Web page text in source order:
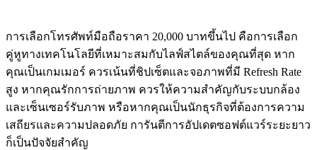
การเลือกโทรศัพท์มือถือราคา 20,000 บาทขึ้นไป คือการเลือก
คู่หูทางเทคโนโลยีที่เหมาะสมกับไลฟ์สไตล์ของคุณที่สุด หาก
คุณเป็นเกมเมอร์ ควรเน้นที่ชิปเซ็ตและจอภาพที่มี Refresh Rate
สูง หากคุณรักการถ่ายภาพ ควรให้ความสำคัญกับระบบกล้อง
และเซ็นเซอร์รับภาพ หรือหากคุณเป็นนักธุรกิจที่ต้องการความ
เสถียรและความปลอดภัย การันตีการอัปเดตซอฟต์แวร์ระยะยาว
ก็เป็นปัจจัยสำคัญ